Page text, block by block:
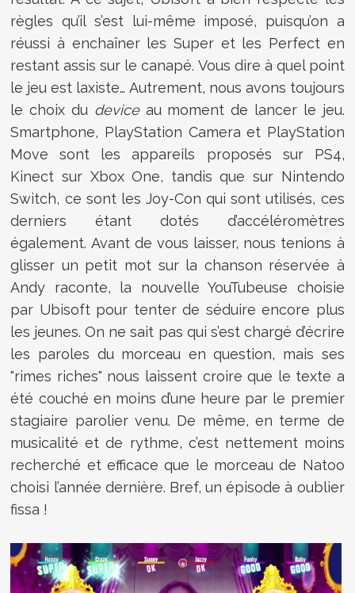
règles qu’il s’est lui-même imposé, puisqu’on a
réussi à enchaîner les Super et les Perfect en
restant assis sur le canapé. Vous dire à quel point
le jeu est laxiste… Autrement, nous avons toujours
le choix du deviceau moment de lancer le jeu.
Smartphone, PlayStation Camera et PlayStation
Move sont les appareils proposés sur PS4,
Kinect sur Xbox One, tandis que sur Nintendo
Switch, ce sont les Joy-Con qui sont utilisés, ces
derniers étant dotés d’accéléromètres
également. Avant de vous laisser, nous tenions à
glisser un petit mot sur la chanson réservée à
Andy raconte, la nouvelle YouTubeuse choisie
par Ubisoft pour tenter de séduire encore plus
les jeunes. On ne sait pas qui s’est chargé d’écrire
les paroles du morceau en question, mais ses
"rimes riches" nous laissent croire que le texte a
été couché en moins d’une heure par le premier
stagiaire parolier venu. De même, en terme de
musicalité et de rythme, c’est nettement moins
recherché et efficace que le morceau de Natoo
choisi l’année dernière. Bref, un épisode à oublier
fissa !